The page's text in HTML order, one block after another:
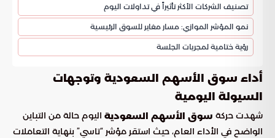
تصنيف الشركات الأكثر تأثيراً في تداولات اليوم
نمو المؤشر الموازي: مسار مغاير للسوق الرئيسية
رؤية ختامية لمجريات الجلسة
أداء سوق الأسهم السعودية وتوجهات
السيولة اليومية
شهدت حركة سوق الأسهم السعودية اليوم حالة من التباين
الواضح في الأداء العام، حيث استقر مؤشر “تاسي” بنهاية التعاملات